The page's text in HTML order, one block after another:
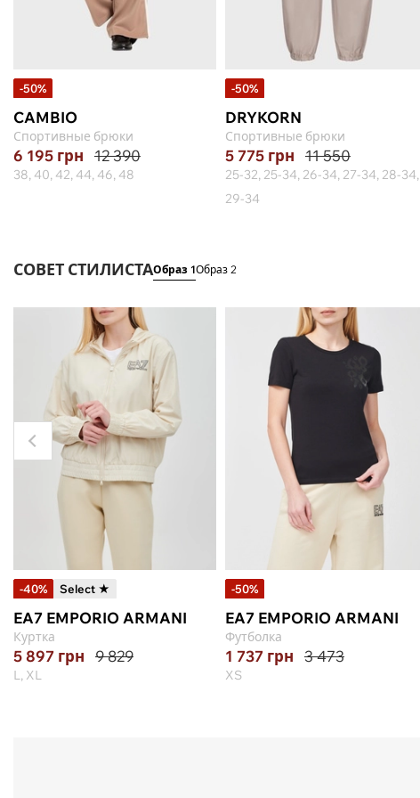
-50%
CAMBIO
Спортивные брюки
6 195 грн 12 390
38, 40, 42, 44, 46, 48
-50%
DRYKORN
Спортивные брюки
5 775 грн 11 550
25-32, 25-34, 26-34, 27-34, 28-34,
29-34
СОВЕТ СТИЛИСТАОбраз 1Образ 2
-40% Select ★
EA7 EMPORIO ARMANI
Куртка
5 897 грн 9 829
L, XL
-50%
EA7 EMPORIO ARMANI
Футболка
1 737 грн 3 473
XS